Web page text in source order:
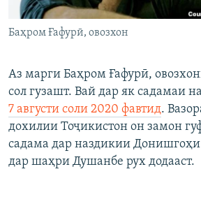
Баҳром Ғафурӣ, овозхон
Аз марги Баҳром Ғафурӣ,
сол гузашт. Вай дар як садамаи
7 августи соли 2020 фавтид.
дохилии Тоҷикистон он замон
садама дар наздикии
дар шаҳри Душанбе рух додааст.